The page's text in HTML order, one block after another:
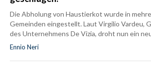
Die Abholung von Haustierkot wurde in
Gemeinden eingestellt. Laut Virgilio Vardeu,
des Unternehmens De Vizia, droht nun ein
Ennio Neri